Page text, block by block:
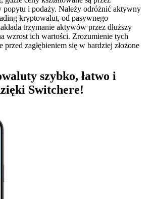
popytu i podaży. Należy odróżnić aktywny
kryptowalut, od pasywnego
trzymanie aktywów przez dłuższy
wzrost ich wartości. Zrozumienie tych
zagłębieniem się w bardziej złożone
szybko, łatwo i
Switchere!